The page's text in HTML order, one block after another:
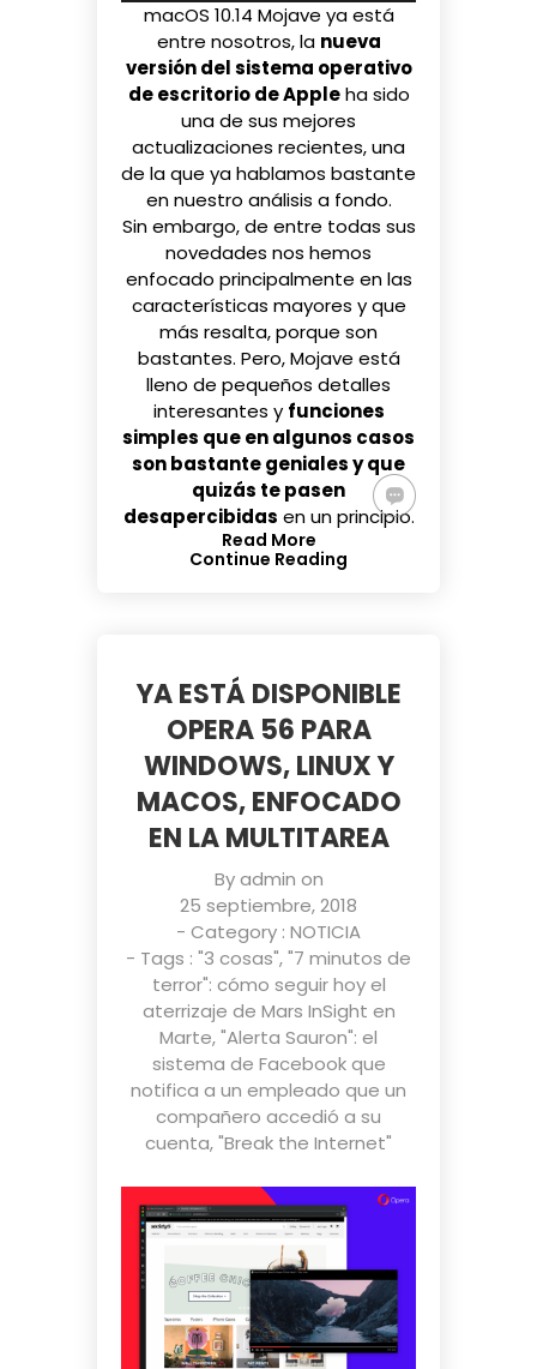
macOS 10.14 Mojave ya está
entre nosotros, la nueva
versión del sistema operativo
de escritorio de Appleha sido
una de sus mejores
actualizaciones recientes, una
de la que ya hablamos bastante
en nuestro análisis a fondo.
Sin embargo, de entre todas sus
novedades nos hemos
enfocado principalmente en las
características mayores y que
más resalta, porque son
bastantes. Pero, Mojave está
lleno de pequeños detalles
interesantes y funciones
simples que en algunos casos
son bastante geniales y que
quizás te pasen
desapercibidas en un principio.
Read More
Continue Reading
YA ESTÁ DISPONIBLE
OPERA 56 PARA
WINDOWS, LINUX Y
MACOS, ENFOCADO
EN LA MULTITAREA
Byadmin on
25 septiembre, 2018
- Category : NOTICIA
- Tags : "3 cosas","7 minutos de
terror": cómo seguir hoy el
aterrizaje de Mars InSight en
Marte,"Alerta Sauron": el
sistema de Facebook que
notifica a un empleado que un
compañero accedió a su
cuenta,"Break the Internet"